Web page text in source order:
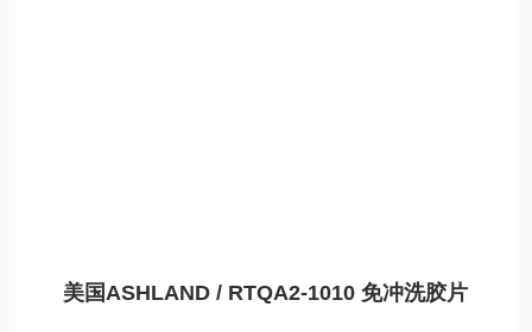
美国ASHLAND / RTQA2-1010 免冲洗胶片